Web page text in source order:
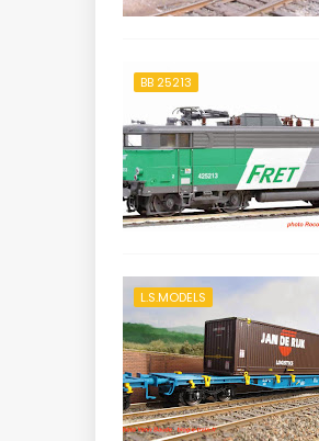
BB 25213
L.S.MODELS